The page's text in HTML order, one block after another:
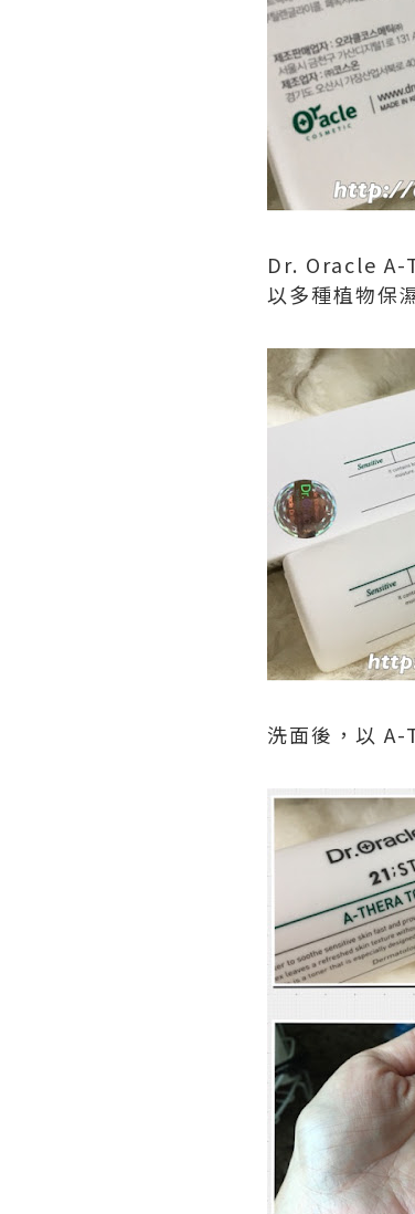
Dr. Oracle A-
以多種植物保
洗面後，以 A-